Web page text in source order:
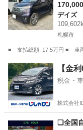
ー ア
ンチシ
Ｓ ミ
デイズ
札幌市
■ 支払総額: 17.5万円 ■
北海道 札幌市 デイ
【金
税金・
株式会社
❑全国